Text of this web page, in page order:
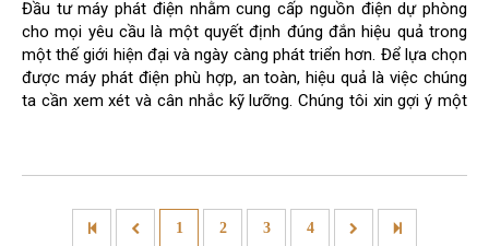
Đầu tư máy phát điện nhằm cung cấp nguồn điện dự phòng
cho mọi yêu cầu là một quyết định đúng đắn hiệu quả trong
một thế giới hiện đại và ngày càng phát triển hơn. Để lựa chọn
được máy phát điện phù hợp, an toàn, hiệu quả là việc chúng
ta cần xem xét và cân nhắc kỹ lưỡng. Chúng tôi xin gợi ý một
1 2 3 4